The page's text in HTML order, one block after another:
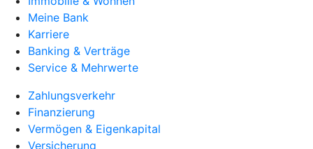
Meine Bank
Karriere
Banking & Verträge
Service & Mehrwerte
Zahlungsverkehr
Finanzierung
Vermögen & Eigenkapital
Versicherung